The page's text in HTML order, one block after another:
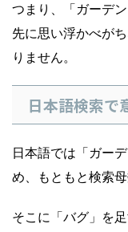
つまり、「ガーデ
先に思い浮かべが
りません。
日本語検索で
日本語では「ガー
め、もともと検索
そこに「バグ」を